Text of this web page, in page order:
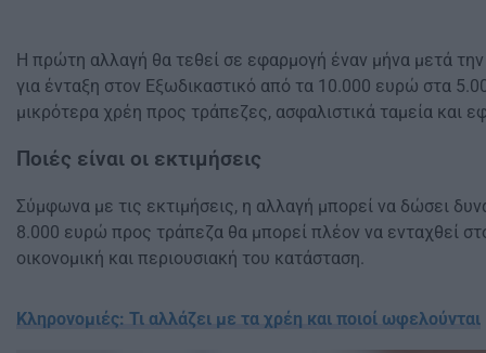
Η πρώτη αλλαγή θα τεθεί σε εφαρμογή έναν μήνα μετά
για ένταξη στον Εξωδικαστικό από τα 10.000 ευρώ στα
μικρότερα χρέη προς τράπεζες, ασφαλιστικά ταμεία και
Ποιές είναι οι εκτιμήσεις
Σύμφωνα με τις εκτιμήσεις, η αλλαγή μπορεί να δώσει
8.000 ευρώ προς τράπεζα θα μπορεί πλέον να ενταχθεί
οικονομική και περιουσιακή του κατάσταση.
Κληρονομιές: Τι αλλάζει με τα χρέη και ποιοί ωφελούνται